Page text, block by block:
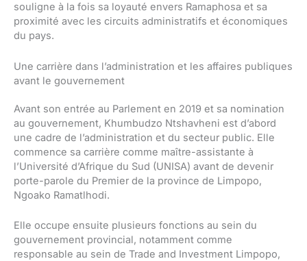
souligne à la fois sa loyauté envers Ramaphosa et sa
proximité avec les circuits administratifs et économiques
du pays.
Une carrière dans l’administration et les affaires publiques
avant le gouvernement
Avant son entrée au Parlement en 2019 et sa nomination
au gouvernement, Khumbudzo Ntshavheni est d’abord
une cadre de l’administration et du secteur public. Elle
commence sa carrière comme maître-assistante à
l’Université d’Afrique du Sud (UNISA) avant de devenir
porte-parole du Premier de la province de Limpopo,
Ngoako Ramatlhodi.
Elle occupe ensuite plusieurs fonctions au sein du
gouvernement provincial, notamment comme
responsable au sein de Trade and Investment Limpopo,